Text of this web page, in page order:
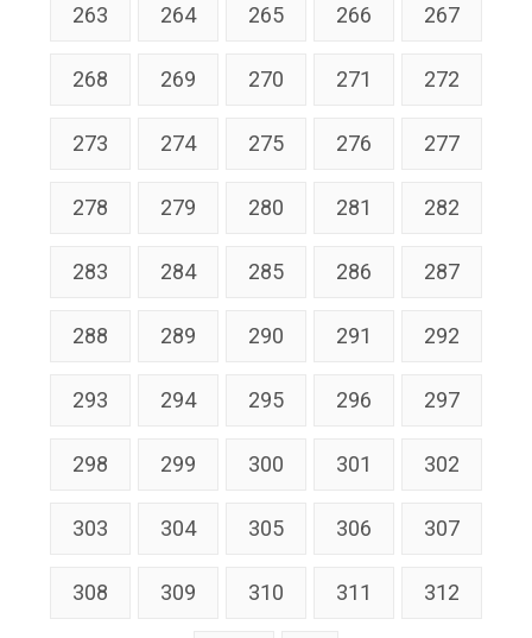
263 264 265 266 267
268 269 270 271 272
273 274 275 276 277
278 279 280 281 282
283 284 285 286 287
288 289 290 291 292
293 294 295 296 297
298 299 300 301 302
303 304 305 306 307
308 309 310 311 312